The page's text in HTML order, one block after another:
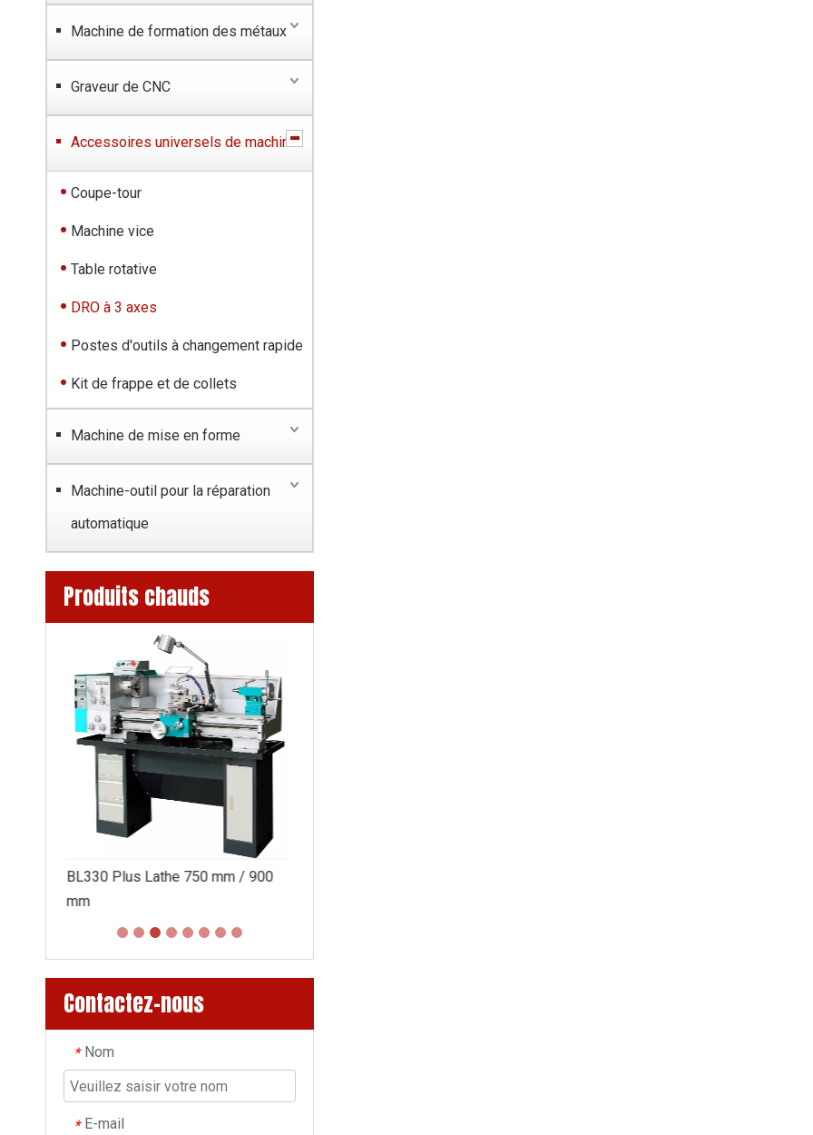
Machine de formation des métaux
Graveur de CNC
Accessoires universels de machine
Coupe-tour
Machine vice
Table rotative
DRO à 3 axes
Postes d'outils à changement rapide
Kit de frappe et de collets
Machine de mise en forme
Machine-outil pour la réparation
automatique
Produits chauds
ZX7025B-VS / XZ7032B-VS
Variable -peed
Contactez-nous
* Nom
* E-mail